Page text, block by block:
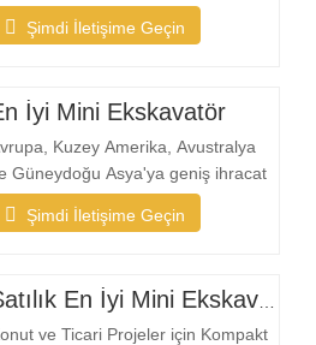
güvenilir, kompakt ve
kolay bir makineye ihtiyaç
veya kiralama şirketi olun, R319,
alanlarda projeleri verimli bir…
Şimdi İletişime Geçin
İyi Mini Ekskavatör
Kuzey Amerika, Avustralya
Güneydoğu Asya'ya geniş ihracat
sahip bir üretici olarak
özellikle arka bahçe ve hafif iş
görüyor Bir Mini Ekskavatörü
Kullanımı İçin İdeal Kılan
Şimdi İletişime Geçin
ve Ticari Projeler için Kompakt